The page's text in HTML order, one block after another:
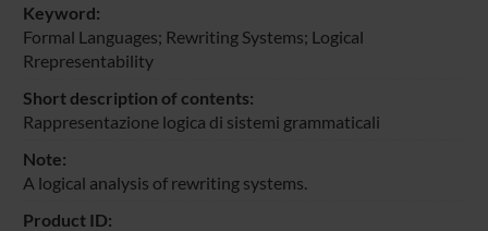
Keyword:
Formal Languages; Rewriting Systems; Logical
Rrepresentability
Short description of contents:
Rappresentazione logica di sistemi grammaticali
Note:
A logical analysis of rewriting systems.
Product ID: